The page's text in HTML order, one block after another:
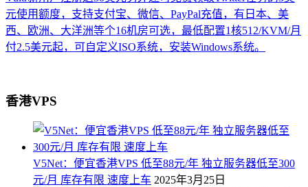
元使用额度，支持支付宝、微信、PayPal充值，有日本、美
西、欧洲、大洋洲等个16机房可选，最低配置1核512/KVM/月
付2.5美元起，可自定义ISO系统，安装Windows系统。
香港VPS
V5Net：便宜香港VPS 低至88元/年 独立服务器低至300
元/月 库存有限 速度上车 2025年3月25日